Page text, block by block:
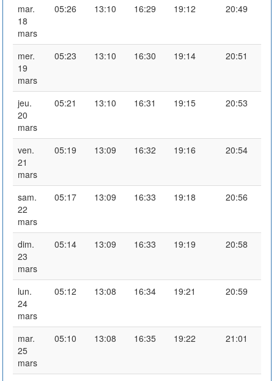
mar.
18
mars
05:26 13:10 16:29 19:12 20:49
mer.
19
mars
05:23 13:10 16:30 19:14 20:51
jeu.
20
mars
05:21 13:10 16:31 19:15 20:53
ven.
21
mars
05:19 13:09 16:32 19:16 20:54
sam.
22
mars
05:17 13:09 16:33 19:18 20:56
dim.
23
mars
05:14 13:09 16:33 19:19 20:58
lun.
24
mars
05:12 13:08 16:34 19:21 20:59
mar.
25
mars
05:10 13:08 16:35 19:22 21:01